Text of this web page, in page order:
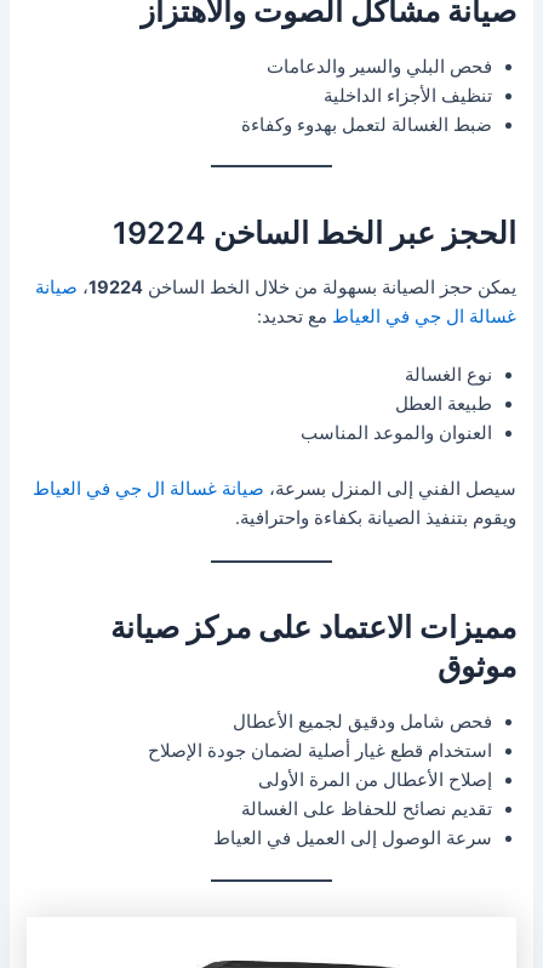
صيانة مشاكل الصوت والاهتزاز
فحص البلي والسير والدعامات
تنظيف الأجزاء الداخلية
ضبط الغسالة لتعمل بهدوء وكفاءة
الحجز عبر الخط الساخن 19224
يمكن حجز الصيانة بسهولة من خلال الخط الساخن19224، صيانة
غسالة ال جي في العياط مع تحديد:
نوع الغسالة
طبيعة العطل
العنوان والموعد المناسب
سيصل الفني إلى المنزل بسرعة، صيانة غسالة ال جي في العياط
ويقوم بتنفيذ الصيانة بكفاءة واحترافية.
مميزات الاعتماد على مركز صيانة
موثوق
فحص شامل ودقيق لجميع الأعطال
استخدام قطع غيار أصلية لضمان جودة الإصلاح
إصلاح الأعطال من المرة الأولى
تقديم نصائح للحفاظ على الغسالة
سرعة الوصول إلى العميل في العياط